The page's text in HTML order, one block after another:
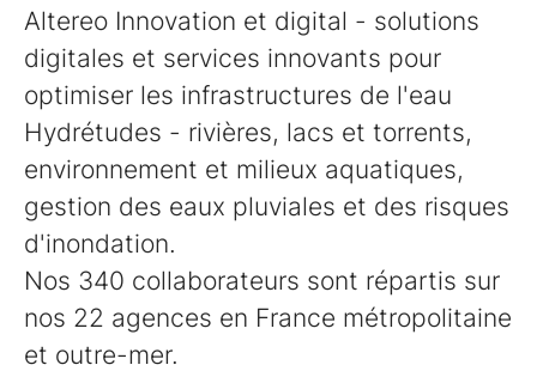
Altereo Innovation et digital - solutions
digitales et services innovants pour
optimiser les infrastructures de l'eau
Hydrétudes - rivières, lacs et torrents,
environnement et milieux aquatiques,
gestion des eaux pluviales et des risques
d'inondation.
Nos 340 collaborateurs sont répartis sur
nos 22 agences en France métropolitaine
et outre-mer.